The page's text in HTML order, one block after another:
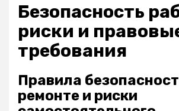
Безопасность
риски и
требования
Правила
ремонте и риски